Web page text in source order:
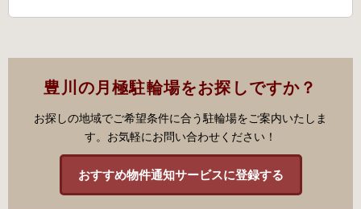
豊川の月極駐輪場をお探しですか？
お探しの地域でご希望条件に合う駐輪場をご案内いたしま
す。お気軽にお問い合わせください！
おすすめ物件通知サービスに登録する